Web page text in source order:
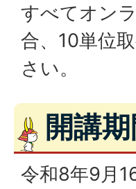
すべてオン
合、10単位
さい。
開講期
令和8年9月